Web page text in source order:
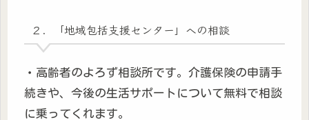
２．「地域包括支援センター」への相談
・高齢者のよろず相談所です。介護保険の申請手
続きや、今後の生活サポートについて無料で相談
に乗ってくれます。